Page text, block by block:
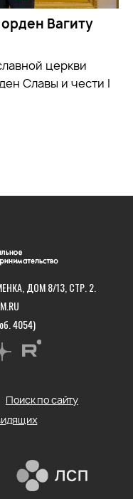
Вагиту
церкви
Славы и чести I
ДОМ 8/13, СТР. 2.
4054)
Поиск по сайту